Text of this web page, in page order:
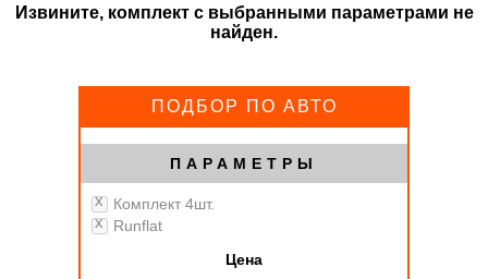
Извините, комплект с выбранными параметрами не
найден.
ПОДБОР ПО АВТО
ПАРАМЕТРЫ
Комплект 4шт.
Runflat
Цена